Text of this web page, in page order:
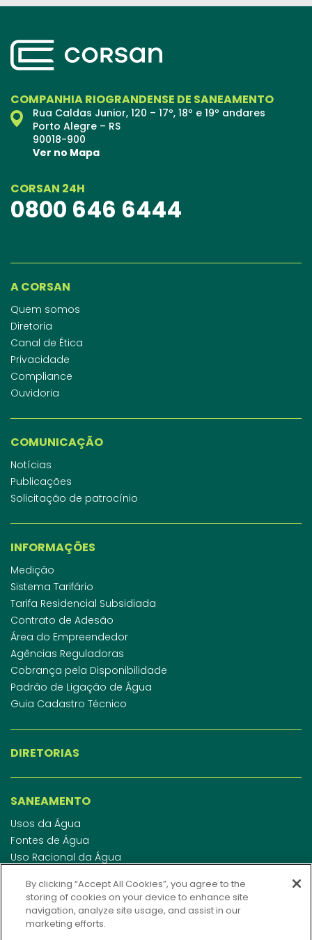
COMPANHIA RIOGRANDENSE DE SANEAMENTO
Rua Caldas Junior, 120 – 17º, 18º e 19º andares
Porto Alegre – RS
90018-900
Ver no Mapa
CORSAN 24H
0800 646 6444
A CORSAN
Quem somos
Diretoria
Canal de Ética
Privacidade
Compliance
Ouvidoria
COMUNICAÇÃO
Notícias
Publicações
Solicitação de patrocínio
INFORMAÇÕES
Medição
Sistema Tarifário
Tarifa Residencial Subsidiada
Contrato de Adesão
Área do Empreendedor
Agências Reguladoras
Cobrança pela Disponibilidade
Padrão de Ligação de Água
Guia Cadastro Técnico
DIRETORIAS
SANEAMENTO
Usos da Água
Fontes de Água
Uso Racional da Água
Esgotamento Sanitário
Regulamento de Água e Esgoto
Indicadores de qualidade da água
By clicking “Accept All Cookies”, you agree to the
storing of cookies on your device to enhance site
navigation, analyze site usage, and assist in our
marketing efforts.